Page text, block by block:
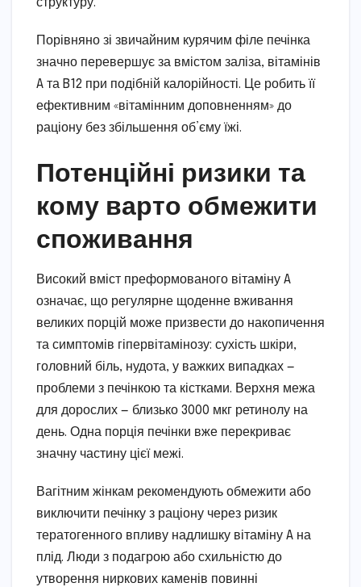
Порівняно зі звичайним курячим філе печінка
значно перевершує за вмістом заліза, вітамінів
A та B12 при подібній калорійності. Це робить її
ефективним «вітамінним доповненням» до
раціону без збільшення об’єму їжі.
Потенційні ризики та
кому варто обмежити
споживання
Високий вміст преформованого вітаміну A
означає, що регулярне щоденне вживання
великих порцій може призвести до накопичення
та симптомів гіпервітамінозу: сухість шкіри,
головний біль, нудота, у важких випадках —
проблеми з печінкою та кістками. Верхня межа
для дорослих — близько 3000 мкг ретинолу на
день. Одна порція печінки вже перекриває
значну частину цієї межі.
Вагітним жінкам рекомендують обмежити або
виключити печінку з раціону через ризик
тератогенного впливу надлишку вітаміну A на
плід. Люди з подагрою або схильністю до
утворення ниркових каменів повинні